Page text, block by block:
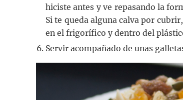
hiciste antes y ve repasando la
Si te queda alguna calva por
en el frigorífico y dentro del
Servir acompañado de unas